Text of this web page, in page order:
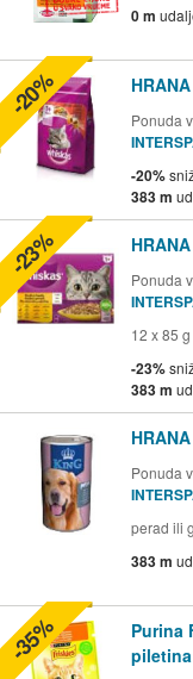
0 m
Ponuda
-20%
383 m
-20%
Ponuda
12 x 85 g
-23%
383 m
-23%
Ponuda
perad ili
383 m
Purina
-35%